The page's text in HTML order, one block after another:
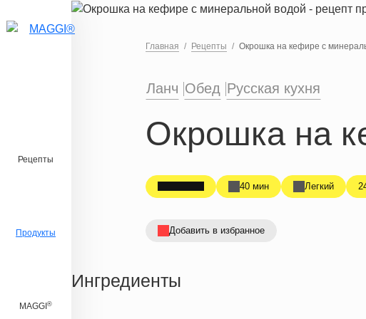
Перейти к основному содержанию
Рецепты
Продукты
MAGGI ®
Главная Рецепты Окрошка на кефире с
Ланч Обед Русская кухня
Окрошка на
40 мин Легкий
Добавить в избранное
Ингредиенты